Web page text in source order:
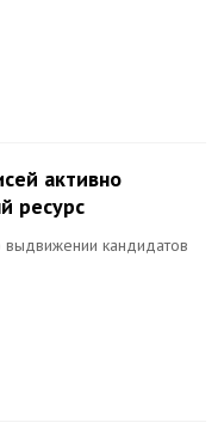
активно
ресурс
выдвижении кандидатов